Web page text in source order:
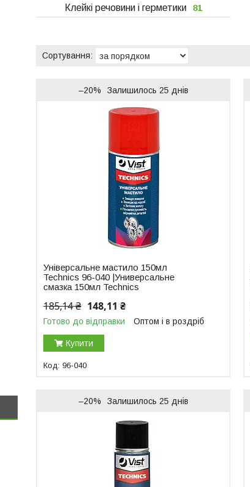
Клейкі речовини і герметики 81
–20% Залишилось 25 днів
Універсальне мастило 150мл
Technics 96-040 |Универсальне
смазка 150мл Technics
185,14 ₴ 148,11 ₴
Готово до відправки Оптом і в роздріб
Купити
96-040
–20% Залишилось 25 днів